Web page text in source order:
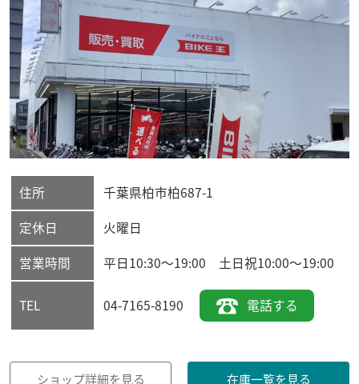
住所 千葉県柏市柏687-1
定休日
火曜日
営業時間
平日10:30～19:00 土日祝10:00～19:00
TEL 04-7165-8190 電話する
ショップ詳細を見る 在庫一覧を見る